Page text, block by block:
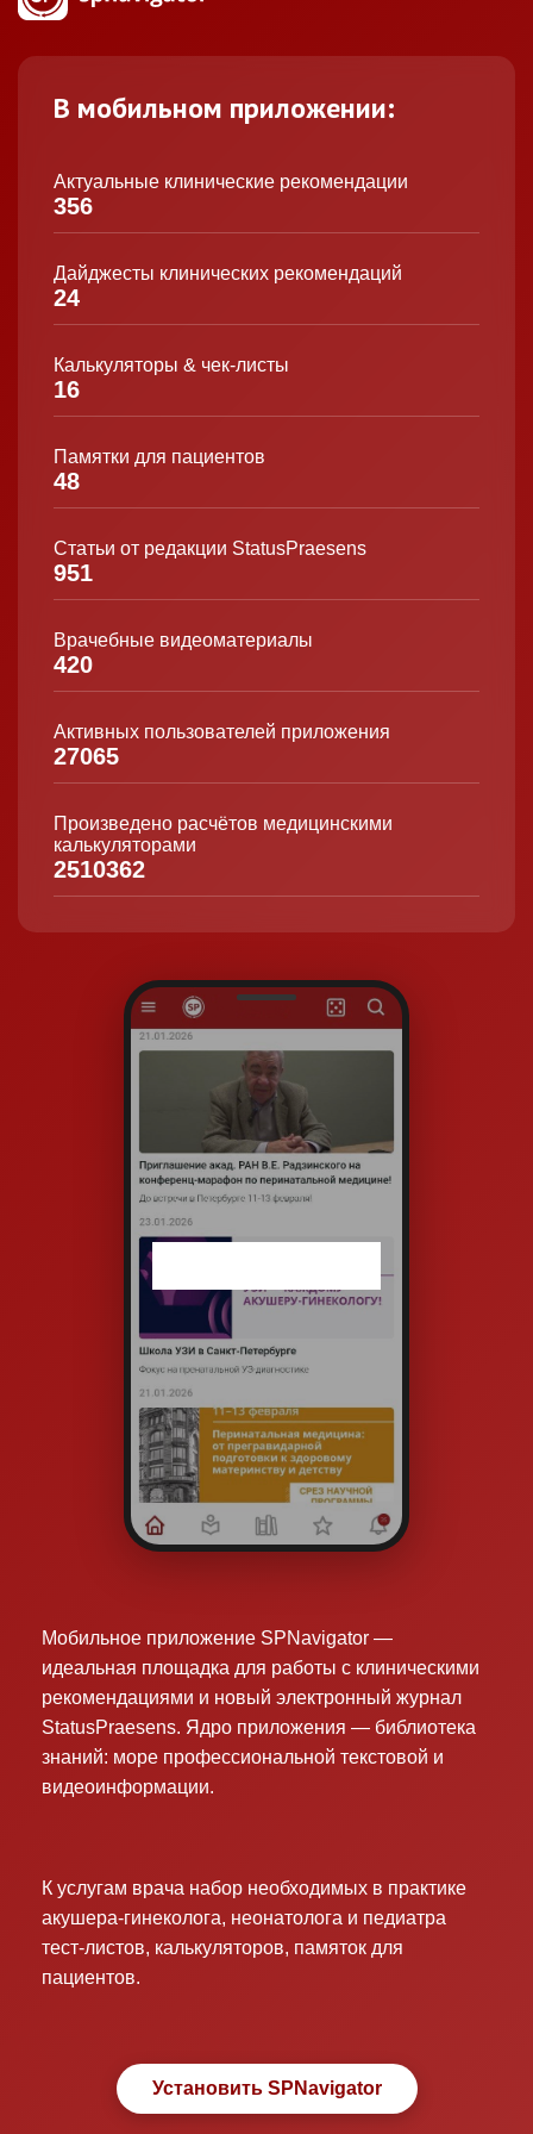
В мобильном приложении:
Актуальные клинические рекомендации
356
Дайджесты клинических рекомендаций
24
Калькуляторы & чек-листы
16
Памятки для пациентов
48
Статьи от редакции StatusPraesens
951
Врачебные видеоматериалы
420
Активных пользователей приложения
27065
Произведено расчётов медицинскими
калькуляторами
2510362
Мобильное приложение SPNavigator —
идеальная площадка для работы с клиническими
рекомендациями и новый электронный журнал
StatusPraesens. Ядро приложения — библиотека
знаний: море профессиональной текстовой и
видеоинформации.
К услугам врача набор необходимых в практике
акушера-гинеколога, неонатолога и педиатра
тест-листов, калькуляторов, памяток для
пациентов.
Установить SPNavigator